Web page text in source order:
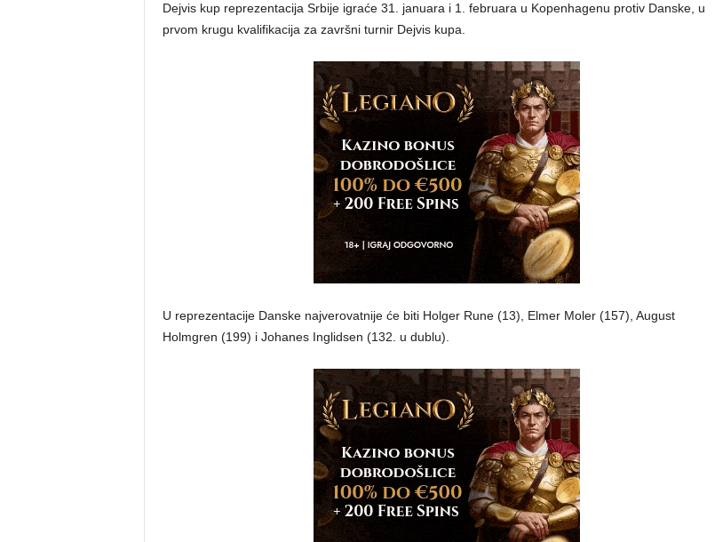
Dejvis kup reprezentacija Srbije igraće 31. januara i 1. februara u Kopenhagenu protiv Danske, u
prvom krugu kvalifikacija za završni turnir Dejvis kupa.
U reprezentacije Danske najverovatnije će biti Holger Rune (13), Elmer Moler (157), August
Holmgren (199) i Johanes Inglidsen (132. u dublu).